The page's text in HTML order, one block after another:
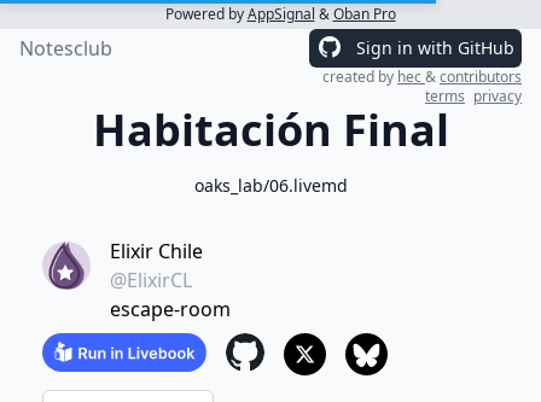
Powered byAppSignal &Oban Pro
Notesclub Sign in with GitHub
created by hec&contributors
terms privacy
Habitación Final
oaks_lab/06.livemd
Elixir Chile
@ElixirCL
escape-room